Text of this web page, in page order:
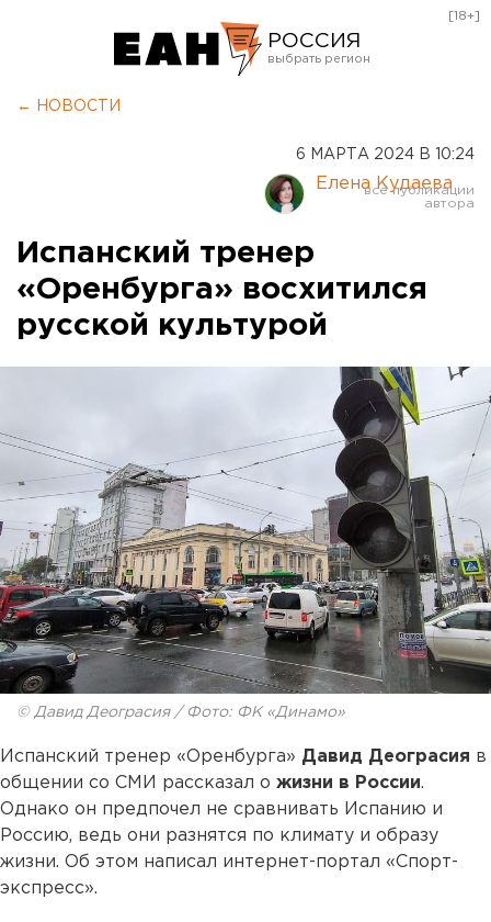
РОССИЯ
Курган
Оренбург
[18+]
← НОВОСТИ
6 МАРТА 2024 В 10:24
Елена Кудаева
Испанский тренер
«Оренбурга» восхитился
русской культурой
© Давид Деограсия / Фото: ФК «Динамо»
Испанский тренер «Оренбурга» Давид Деограсия в
общении со СМИ рассказал о жизни в России.
Однако он предпочел не сравнивать Испанию и
Россию, ведь они разнятся по климату и образу
жизни. Об этом написал интернет-портал «Спорт-
экспресс».